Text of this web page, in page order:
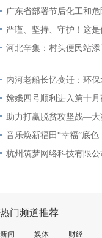
广东省部署节后化工和
严谨、坚持、守护！这
河北辛集：村头便民站添
内河老船长忆变迁：环
嫦娥四号顺利进入第十月
助力打赢脱贫攻坚战—大
音乐焕新福田“幸福”底色
杭州筑梦网络科技有限
热门频道推荐
新闻 娱体 财经